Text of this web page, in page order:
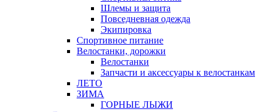
Шлемы и защита
Повседневная одежда
Экипировка
Спортивное питание
Велостанки, дорожки
Велостанки
Запчасти и аксессуары к велостанкам
ЛЕТО
ЗИМА
ГОРНЫЕ ЛЫЖИ